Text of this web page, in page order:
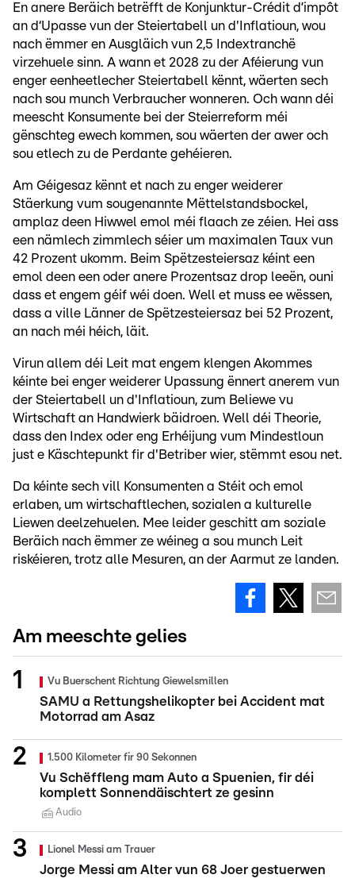
En anere Beräich betrëfft de Konjunktur-Crédit d’impôt
an d‘Upasse vun der Steiertabell un d'Inflatioun, wou
nach ëmmer en Ausgläich vun 2,5 Indextranchë
virzehuele sinn. A wann et 2028 zu der Aféierung vun
enger eenheetlecher Steiertabell kënnt, wäerten sech
nach sou munch Verbraucher wonneren. Och wann déi
meescht Konsumente bei der Steierreform méi
gënschteg ewech kommen, sou wäerten der awer och
sou etlech zu de Perdante gehéieren.
Am Géigesaz kënnt et nach zu enger weiderer
Stäerkung vum sougenannte Mëttelstandsbockel,
amplaz deen Hiwwel emol méi flaach ze zéien. Hei ass
een nämlech zimmlech séier um maximalen Taux vun
42 Prozent ukomm. Beim Spëtzesteiersaz kéint een
emol deen een oder anere Prozentsaz drop leeën, ouni
dass et engem géif wéi doen. Well et muss ee wëssen,
dass a ville Länner de Spëtzesteiersaz bei 52 Prozent,
an nach méi héich, läit.
Virun allem déi Leit mat engem klengen Akommes
kéinte bei enger weiderer Upassung ënnert anerem vun
der Steiertabell un d'Inflatioun, zum Beliewe vu
Wirtschaft an Handwierk bäidroen. Well déi Theorie,
dass den Index oder eng Erhéijung vum Mindestloun
just e Käschtepunkt fir d'Betriber wier, stëmmt esou net.
Da kéinte sech vill Konsumenten a Stéit och emol
erlaben, um wirtschaftlechen, sozialen a kulturelle
Liewen deelzehuelen. Mee leider geschitt am soziale
Beräich nach ëmmer ze wéineg a sou munch Leit
riskéieren, trotz alle Mesuren, an der Aarmut ze landen.
Am meeschte gelies
Vu Buerschent Richtung Giewelsmillen
SAMU a Rettungshelikopter bei Accident mat
Motorrad am Asaz
1.500 Kilometer fir 90 Sekonnen
Vu Schëffleng mam Auto a Spuenien, fir déi
komplett Sonnendäischtert ze gesinn
Audio
Lionel Messi am Trauer
Jorge Messi am Alter vun 68 Joer gestuerwen